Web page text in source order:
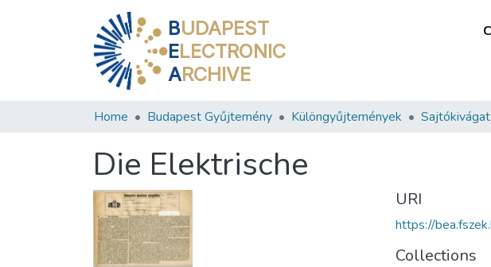
BUDAPEST
ELECTRONIC
ARCHIVE
Home Budapest Gyűjtemény Különgyűjtemények
Die Elektrische
URI
https://
Collections